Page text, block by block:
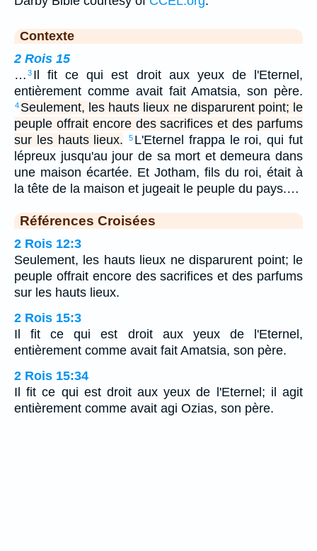
Contexte
2 Rois 15
… 3 Il fit ce qui est droit aux yeux de l'Eternel,
entièrement comme avait fait Amatsia, son père.
4 Seulement, les hauts lieux ne disparurent point; le
peuple offrait encore des sacrifices et des parfums
sur les hauts lieux.
5 L'Eternel frappa le roi, qui fut
lépreux jusqu'au jour de sa mort et demeura dans
une maison écartée. Et Jotham, fils du roi, était à
la tête de la maison et jugeait le peuple du pays.…
Références Croisées
2 Rois 12:3
Seulement, les hauts lieux ne disparurent point; le
peuple offrait encore des sacrifices et des parfums
sur les hauts lieux.
2 Rois 15:3
Il fit ce qui est droit aux yeux de l'Eternel,
entièrement comme avait fait Amatsia, son père.
2 Rois 15:34
Il fit ce qui est droit aux yeux de l'Eternel; il agit
entièrement comme avait agi Ozias, son père.